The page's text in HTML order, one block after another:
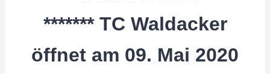
******* TC Waldacker
öffnet am 09. Mai 2020